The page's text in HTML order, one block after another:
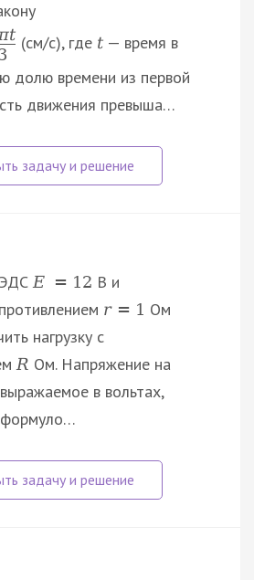
t (cм/c), где t — время в
долю времени из первой
движения превыша…
ЭДСE = 12 В и
r = 1 Ом
нагрузку c
R Ом. Напряжение на
в вольтах,
формуло…